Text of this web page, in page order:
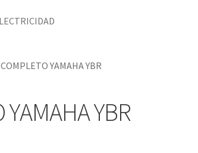
YAMAHA YBR
YBR